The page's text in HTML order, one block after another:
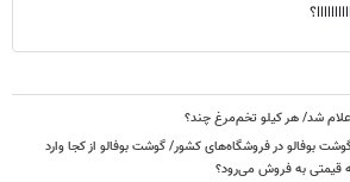
شد/ هر کیلو تخم‌مرغ چند؟
بوفالو در فروشگاه‌های کشور/ گوشت بوفالو از کجا وارد
قیمتی به فروش می‌رود؟